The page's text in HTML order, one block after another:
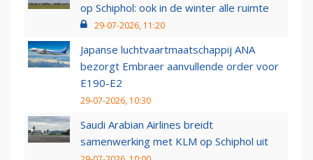
op Schiphol: ook in de winter alle ruimte
29-07-2026, 11:20
Japanse luchtvaartmaatschappij ANA
bezorgt Embraer aanvullende order voor
E190-E2
29-07-2026, 10:30
Saudi Arabian Airlines breidt
samenwerking met KLM op Schiphol uit